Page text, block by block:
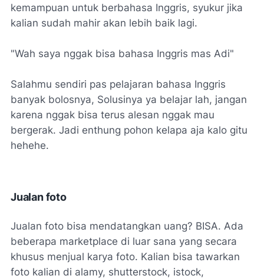
kemampuan untuk berbahasa Inggris, syukur jika
kalian sudah mahir akan lebih baik lagi.
"Wah saya nggak bisa bahasa Inggris mas Adi"
Salahmu sendiri pas pelajaran bahasa Inggris
banyak bolosnya, Solusinya ya belajar lah, jangan
karena nggak bisa terus alesan nggak mau
bergerak. Jadi enthung pohon kelapa aja kalo gitu
hehehe.
Jualan foto
Jualan foto bisa mendatangkan uang? BISA. Ada
beberapa marketplace di luar sana yang secara
khusus menjual karya foto. Kalian bisa tawarkan
foto kalian di alamy, shutterstock, istock,